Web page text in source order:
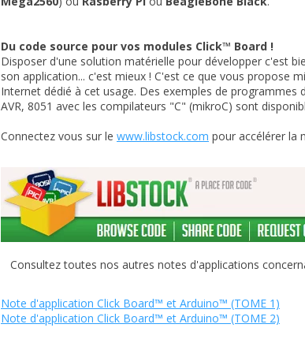
Du code source pour vos modules Click™ Board !
Disposer d'une solution matérielle pour développer c'est
son application... c'est mieux ! C'est ce que vous propose
Internet dédié à cet usage. Des exemples de programmes
AVR, 8051 avec les compilateurs "C" (mikroC) sont
Connectez vous sur le www.libstock.com pour accélérer la
Consultez toutes nos autres notes d'applications
Note d'application Click Board™ et Arduino™ (TOME 1)
Note d'application Click Board™ et Arduino™ (TOME 2)